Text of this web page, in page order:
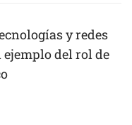
y redes
ejemplo del rol de